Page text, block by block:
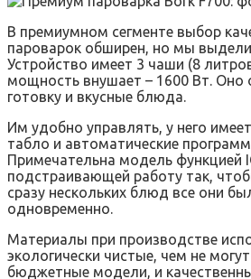
В премиумном сегменте выбор
пароварок обширен, но мы
Устройство имеет 3 чаши (8
мощность внушает – 1600 Вт. Оно
готовку и вкусные блюда.
Им удобно управлять, у него
табло и автоматические
Примечательна модель функцией
подстраивающей работу так,
сразу нескольких блюд все они
одновременно.
Материалы при производстве
экологически чистые, чем не
бюджетные модели, и